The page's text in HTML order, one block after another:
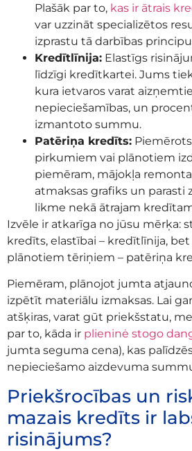
Plašāk par to, kas ir ātrais
var uzzināt specializētos
izprastu tā darbības
Kredītlīnija: Elastīgs
līdzīgi kredītkartei. Jums
kura ietvaros varat
nepieciešamības, un
izmantoto summu.
Patēriņa kredīts:
pirkumiem vai plānotiem
piemēram, mājokļa
atmaksas grafiks un parasti
likme nekā ātrajam
Izvēle ir atkarīga no jūsu mērķa:
kredīts, elastībai – kredītlīnija,
plānotiem tēriņiem – patēriņa
Piemēram, plānojot jumta
izpētīt materiālu izmaksas. Lai
atšķiras, varat gūt priekšstatu,
par to, kāda ir plieninė stogo
jumta seguma cena), kas
nepieciešamo aizdevuma
Priekšrocības un
mazais kredīts ir
risinājums?